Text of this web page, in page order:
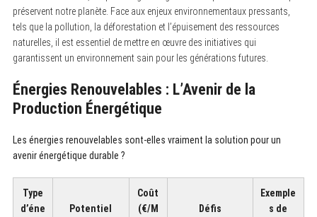
préservent notre planète. Face aux enjeux environnementaux pressants,
tels que la pollution, la déforestation et l’épuisement des ressources
naturelles, il est essentiel de mettre en œuvre des initiatives qui
garantissent un environnement sain pour les générations futures.
Énergies Renouvelables : L’Avenir de la
Production Énergétique
Les énergies renouvelables sont-elles vraiment la solution pour un
avenir énergétique durable ?
Type
d’éne
Potentiel
Coût
(€/M
Défis
Exemple
s de